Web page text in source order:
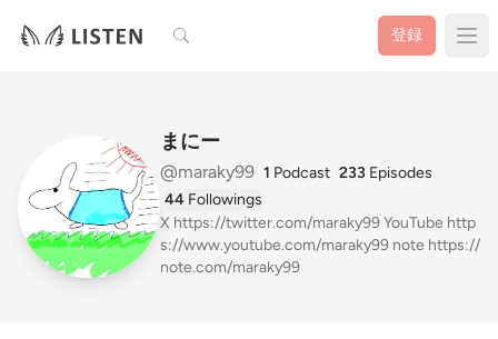
検索 登録
まにー
@maraky99 1 Podcast 233 Episodes
44 Followings
X https://twitter.com/maraky99 YouTube http
s://www.youtube.com/maraky99 note https://
note.com/maraky99